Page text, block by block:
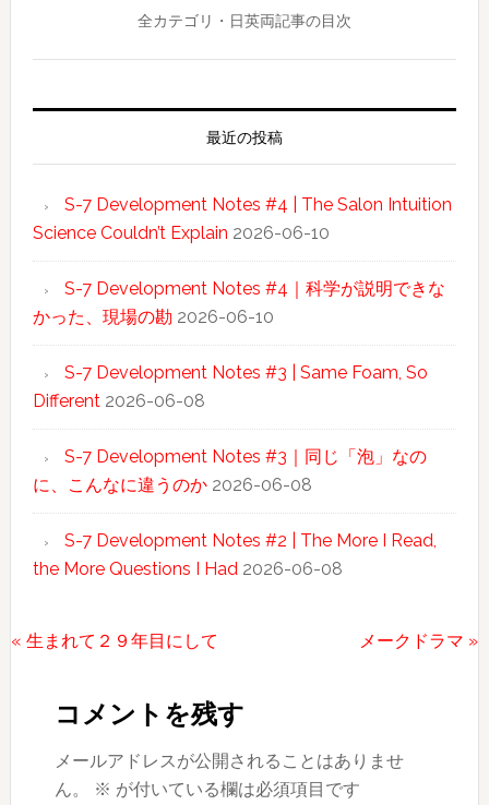
全カテゴリ・日英両記事の目次
最近の投稿
S-7 Development Notes #4 | The Salon Intuition
Science Couldn’t Explain 2026-06-10
S-7 Development Notes #4｜科学が説明できな
かった、現場の勘 2026-06-10
S-7 Development Notes #3 | Same Foam, So
Different 2026-06-08
S-7 Development Notes #3｜同じ「泡」なの
に、こんなに違うのか 2026-06-08
S-7 Development Notes #2 | The More I Read,
the More Questions I Had 2026-06-08
前
« 生まれて２９年目にして
次
メークドラマ »
Interactions
コメントを残す
メールアドレスが公開されることはありませ
ん。
※ が付いている欄は必須項目です